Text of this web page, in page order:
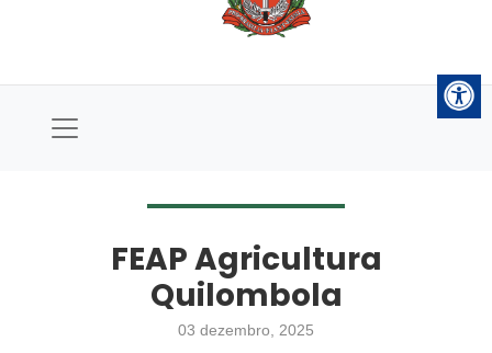
FEAP Agricultura
Quilombola
03 dezembro, 2025